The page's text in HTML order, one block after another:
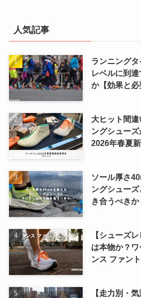
人気記事
ランニング
レベルに到
か【効果と必
大ヒット間
ングシュー
2026年春夏
ソール厚さ
ングシュー
き合うべきか
【シューズ
は本物か？
ンス ファン
【走力別・